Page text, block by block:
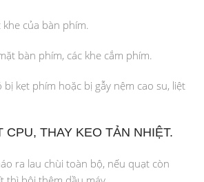
khe của bàn phím.
bàn phím, các khe cắm phím.
bị kẹt phím hoặc bị gẫy nệm cao su, liệt
CPU, THAY KEO TẢN NHIỆT.
ra lau chùi toàn bộ, nếu quạt còn